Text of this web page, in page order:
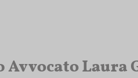
Avvocato Laura